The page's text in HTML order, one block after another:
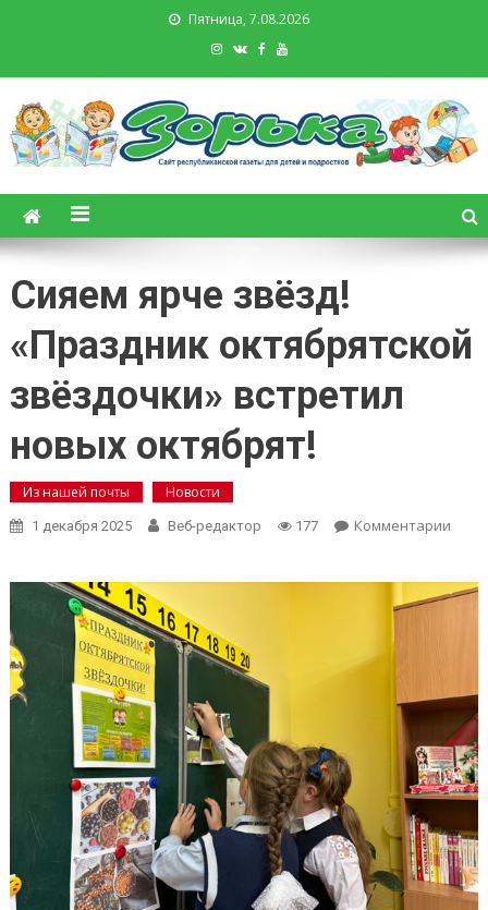
Пятница, 7.08.2026
Зорька. Газета для детей и
подростков
Сияем ярче звёзд!
«Праздник октябрятской
звёздочки» встретил
новых октябрят!
Из нашей почты Новости
1 декабря 2025 Веб-редактор 177 Комментарииon